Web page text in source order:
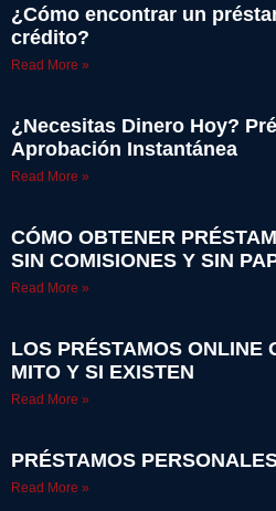
¿Cómo encontrar un
crédito?
Read More »
¿Necesitas Dinero Hoy?
Aprobación Instantánea
Read More »
CÓMO OBTENER
SIN COMISIONES Y SIN
Read More »
LOS PRÉSTAMOS ONLINE
MITO Y SI EXISTEN
Read More »
PRÉSTAMOS
Read More »